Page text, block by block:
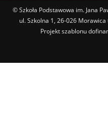
© Szkoła Podstawowa im. Jana
ul. Szkolna 1, 26-026
Projekt szablonu